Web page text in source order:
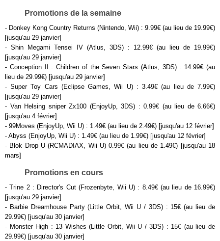
Promotions de la semaine
- Donkey Kong Country Returns (Nintendo, Wii) : 9.99€ (au lieu de 19.99€)
[jusqu'au 29 janvier]
- Shin Megami Tensei IV (Atlus, 3DS) : 12.99€ (au lieu de 19.99€)
[jusqu'au 29 janvier]
- Conception II : Children of the Seven Stars (Atlus, 3DS) : 14.99€ (au
lieu de 29.99€) [jusqu'au 29 janvier]
- Super Toy Cars (Eclipse Games, Wii U) : 3.49€ (au lieu de 7.99€)
[jusqu'au 29 janvier]
- Van Helsing sniper Zx100 (EnjoyUp, 3DS) : 0.99€ (au lieu de 6.66€)
[jusqu'au 4 février]
- 99Moves (EnjoyUp, Wii U) : 1.49€ (au lieu de 2.49€) [jusqu'au 12 février]
- Abyss (EnjoyUp, Wii U) : 1.49€ (au lieu de 1.99€) [jusqu'au 12 février]
- Blok Drop U (RCMADIAX, Wii U) 0.99€ (au lieu de 1.49€) [jusqu'au 18
mars]
Promotions en cours
- Trine 2 : Director's Cut (Frozenbyte, Wii U) : 8.49€ (au lieu de 16.99€)
[jusqu'au 29 janvier]
- Barbie Dreamhouse Party (Little Orbit, Wii U / 3DS) : 15€ (au lieu de
29.99€) [jusqu'au 30 janvier]
- Monster High : 13 Wishes (Little Orbit, Wii U / 3DS) : 15€ (au lieu de
29.99€) [jusqu'au 30 janvier]